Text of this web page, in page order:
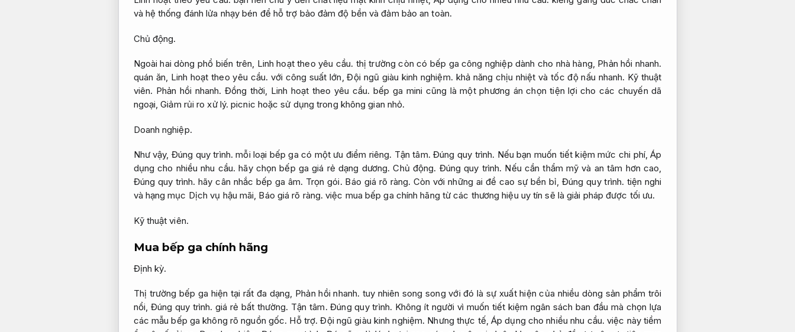
và hệ thống đánh lửa nhạy bén để hỗ trợ bảo đảm độ bền và đảm bảo an toàn.
Chủ động.
Ngoài hai dòng phổ biến trên, Linh hoạt theo yêu cầu. thị trường còn có bếp ga công nghiệp dành cho nhà hàng, Phản hồi nhanh.
quán ăn, Linh hoạt theo yêu cầu. với công suất lớn,Đội ngũ giàu kinh nghiệm. khả năng chịu nhiệt và tốc độ nấu nhanh. Kỹ thuật
viên. Phản hồi nhanh. Đồng thời, Linh hoạt theo yêu cầu. bếp ga mini cũng là một phương án chọn tiện lợi cho các chuyến dã
ngoại,Giảm rủi ro xử lý. picnic hoặc sử dụng trong không gian nhỏ.
Doanh nghiệp.
Như vậy, Đúng quy trình. mỗi loại bếp ga có một ưu điểm riêng. Tận tâm. Đúng quy trình. Nếu bạn muốn tiết kiệm mức chi phí,Áp
dụng cho nhiều nhu cầu. hãy chọn bếp ga giá rẻ dạng dương.Chủ động. Đúng quy trình. Nếu cần thẩm mỹ và an tâm hơn cao,
Đúng quy trình. hãy cân nhắc bếp ga âm. Trọn gói. Báo giá rõ ràng. Còn với những ai đề cao sự bền bỉ,Đúng quy trình. tiện nghi
và hạng mục Dịch vụ hậu mãi, Báo giá rõ ràng. việc mua bếp ga chính hãng từ các thương hiệu uy tín sẽ là giải pháp được tối ưu.
Kỹ thuật viên.
Mua bếp ga chính hãng
Định kỳ.
Thị trường bếp ga hiện tại rất đa dạng, Phản hồi nhanh. tuy nhiên song song với đó là sự xuất hiện của nhiều dòng sản phẩm trôi
nổi, Đúng quy trình. giá rẻ bất thường. Tận tâm. Đúng quy trình. Không ít người vì muốn tiết kiệm ngân sách ban đầu mà chọn lựa
các mẫu bếp ga không rõ nguồn gốc. Hỗ trợ. Đội ngũ giàu kinh nghiệm. Nhưng thực tế,Áp dụng cho nhiều nhu cầu. việc này tiềm